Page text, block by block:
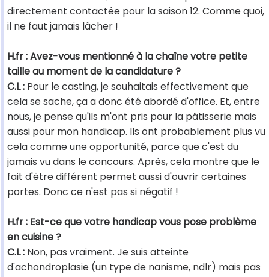
directement contactée pour la saison 12. Comme quoi,
il ne faut jamais lâcher !
H.fr : Avez-vous mentionné à la chaîne votre petite
taille au moment de la candidature ?
C.L : Pour le casting, je souhaitais effectivement que
cela se sache, ça a donc été abordé d'office. Et, entre
nous, je pense qu'ils m'ont pris pour la pâtisserie mais
aussi pour mon handicap. Ils ont probablement plus vu
cela comme une opportunité, parce que c'est du
jamais vu dans le concours. Après, cela montre que le
fait d'être différent permet aussi d'ouvrir certaines
portes. Donc ce n'est pas si négatif !
H.fr : Est-ce que votre handicap vous pose problème
en cuisine ?
C.L : Non, pas vraiment. Je suis atteinte
d'achondroplasie (un type de nanisme, ndlr) mais pas